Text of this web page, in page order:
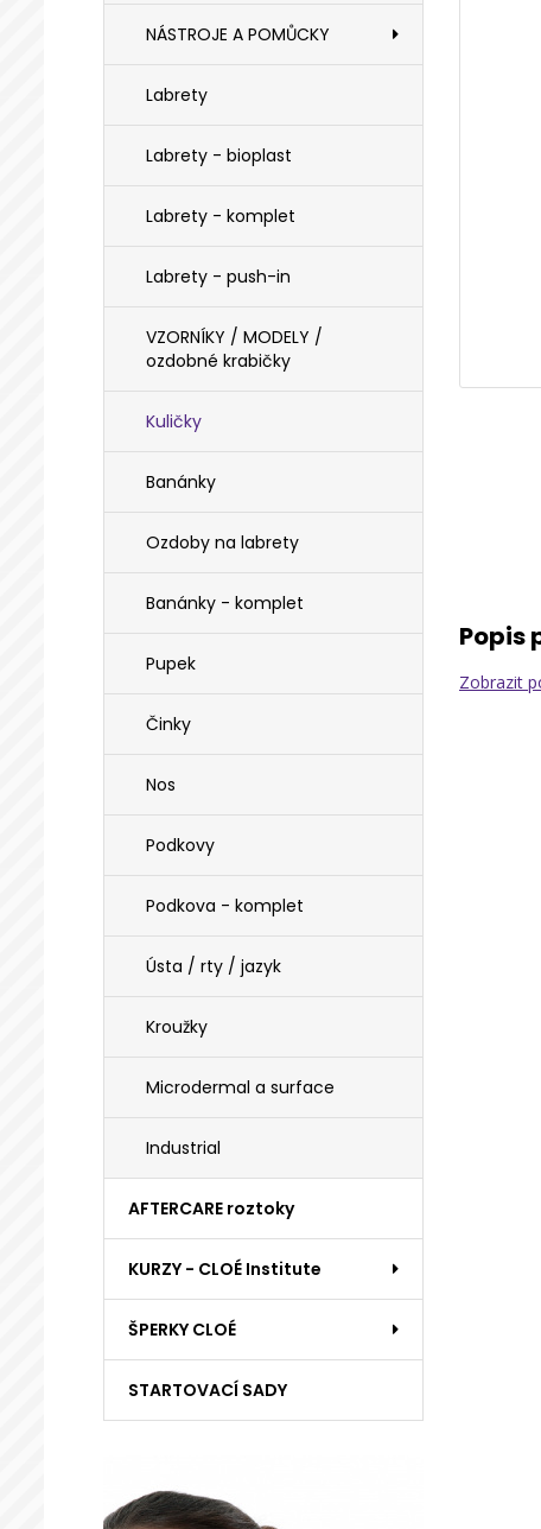
NÁSTROJE A POMŮCKY
Labrety
Labrety - bioplast
Labrety - komplet
Labrety - push-in
VZORNÍKY / MODELY /
ozdobné krabičky
Kuličky
Banánky
Ozdoby na labrety
Banánky - komplet
Pupek
Činky
Nos
Podkovy
Podkova - komplet
Ústa / rty / jazyk
Kroužky
Microdermal a surface
Industrial
AFTERCARE roztoky
KURZY - CLOÉ Institute
ŠPERKY CLOÉ
STARTOVACÍ SADY
Popis
Zobrazit